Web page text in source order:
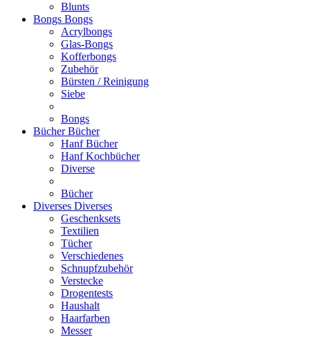
Blunts
Bongs Bongs
Acrylbongs
Glas-Bongs
Kofferbongs
Zubehör
Bürsten / Reinigung
Siebe
Bongs
BücherBücher
Hanf Bücher
Hanf Kochbücher
Diverse
Bücher
Diverses Diverses
Geschenksets
Textilien
Tücher
Verschiedenes
Schnupfzubehör
Verstecke
Drogentests
Haushalt
Haarfarben
Messer